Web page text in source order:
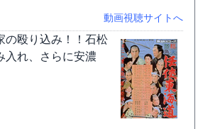
動画視聴サイトへ
の殴り込み！！石松
入れ、さらに安濃